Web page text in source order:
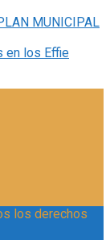
MUNICIPAL
en los Effie
los derechos